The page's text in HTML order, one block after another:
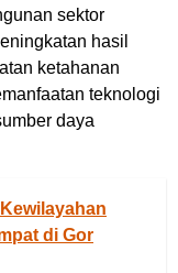
sektor
hasil
ketahanan
teknologi
daya
di Gor